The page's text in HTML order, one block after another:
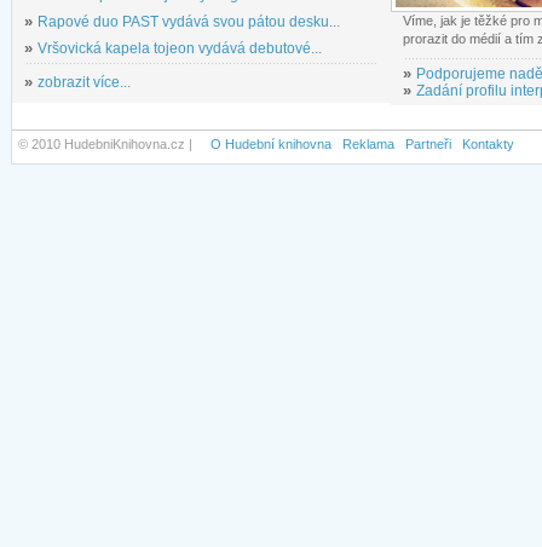
» Rapové duo PAST vydává svou pátou desku...
» Vršovická kapela tojeon vydává debutové...
» zobrazit více...
Víme, jak je těžké pro
prorazit do médií a tím
» Podporujeme
» Zadání profilu
© 2010 HudebniKnihovna.cz | O Hudební knihovna Reklama Partneři Kontakty